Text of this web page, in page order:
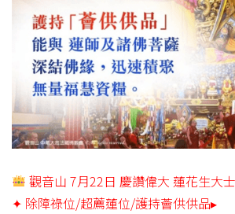
觀音山 7月22日 慶讚偉大 蓮花生大
✦ 除障祿位/超薦蓮位/護持薈供供品▸